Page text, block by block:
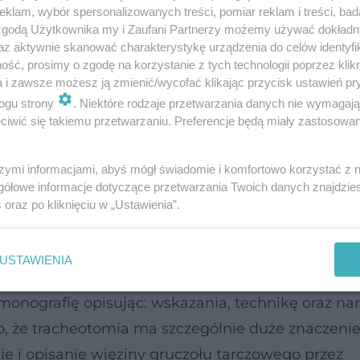
jeszcze przed naszą erą. Asklepiades uważał,
i należy jak najszybciej pewną ręką przeciąć
także Areteusz z Kapadocji w I wieku.
sporządził Paweł z Eginy. Należy przy
o zasadach aseptyki, dlatego większość
średniowieczu, kiedy rozwój medycyny stał
Panował pogląd, iż przecięcie tchawicy to
czy kończyn. W okresie renesansu na powrót
Habicot, gorący zwolennik stosowania
opisując: wskazania, technikę oraz
że tracheotomia ma szczególnie duże
i opisanie więziny gruczołu tarczowego przez
wybór spersonalizowanych treści, pomiar reklam i treści,
Użytkownika my i Zaufani Partnerzy możemy używać
aktywnie skanować charakterystykę urządzenia do celów
prosimy o zgodę na korzystanie z tych technologii poprzez
i zawsze możesz ją zmienić/wycofać klikając przycisk ustawień
strony
. Niektóre rodzaje przetwarzania danych nie
się takiemu przetwarzaniu. Preferencje będą miały
informacjami, abyś mógł świadomie i komfortowo korzystać z
informacje dotyczące przetwarzania Twoich danych
oraz po kliknięciu w „Ustawienia”.
USTAWIENIA